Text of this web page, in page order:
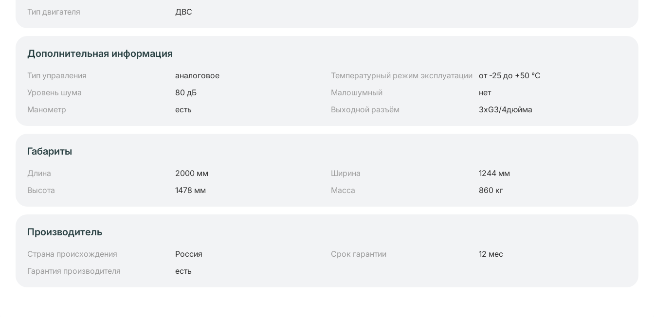
Тип двигателя
ДВС
Дополнительная информация
Тип управления аналоговое Температурный режим эксплуатации
от -25 до +50 °C
Уровень шума
80 дБ Малошумный
нет
Манометр
есть Выходной разъём 3хG3/4дюйма
Габариты
Длина 2000 мм Ширина
1244 мм
Высота
1478 мм Масса 860 кг
Производитель
Страна происхождения Россия Срок гарантии
12 мес
Гарантия производителя
есть